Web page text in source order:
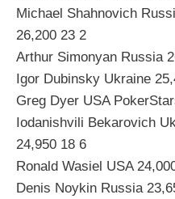
Michael Shahnovich
26,200 23 2
Arthur Simonyan Russia
Igor Dubinsky Ukraine
Greg Dyer USA
Iodanishvili Bekarovich
24,950 18 6
Ronald Wasiel USA
Denis Noykin Russia